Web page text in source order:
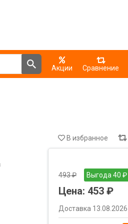
Акции Сравнение
В избранное
493 ₽ Выгода 40 ₽
Цена: 453 ₽
Доставка 13.08.2026